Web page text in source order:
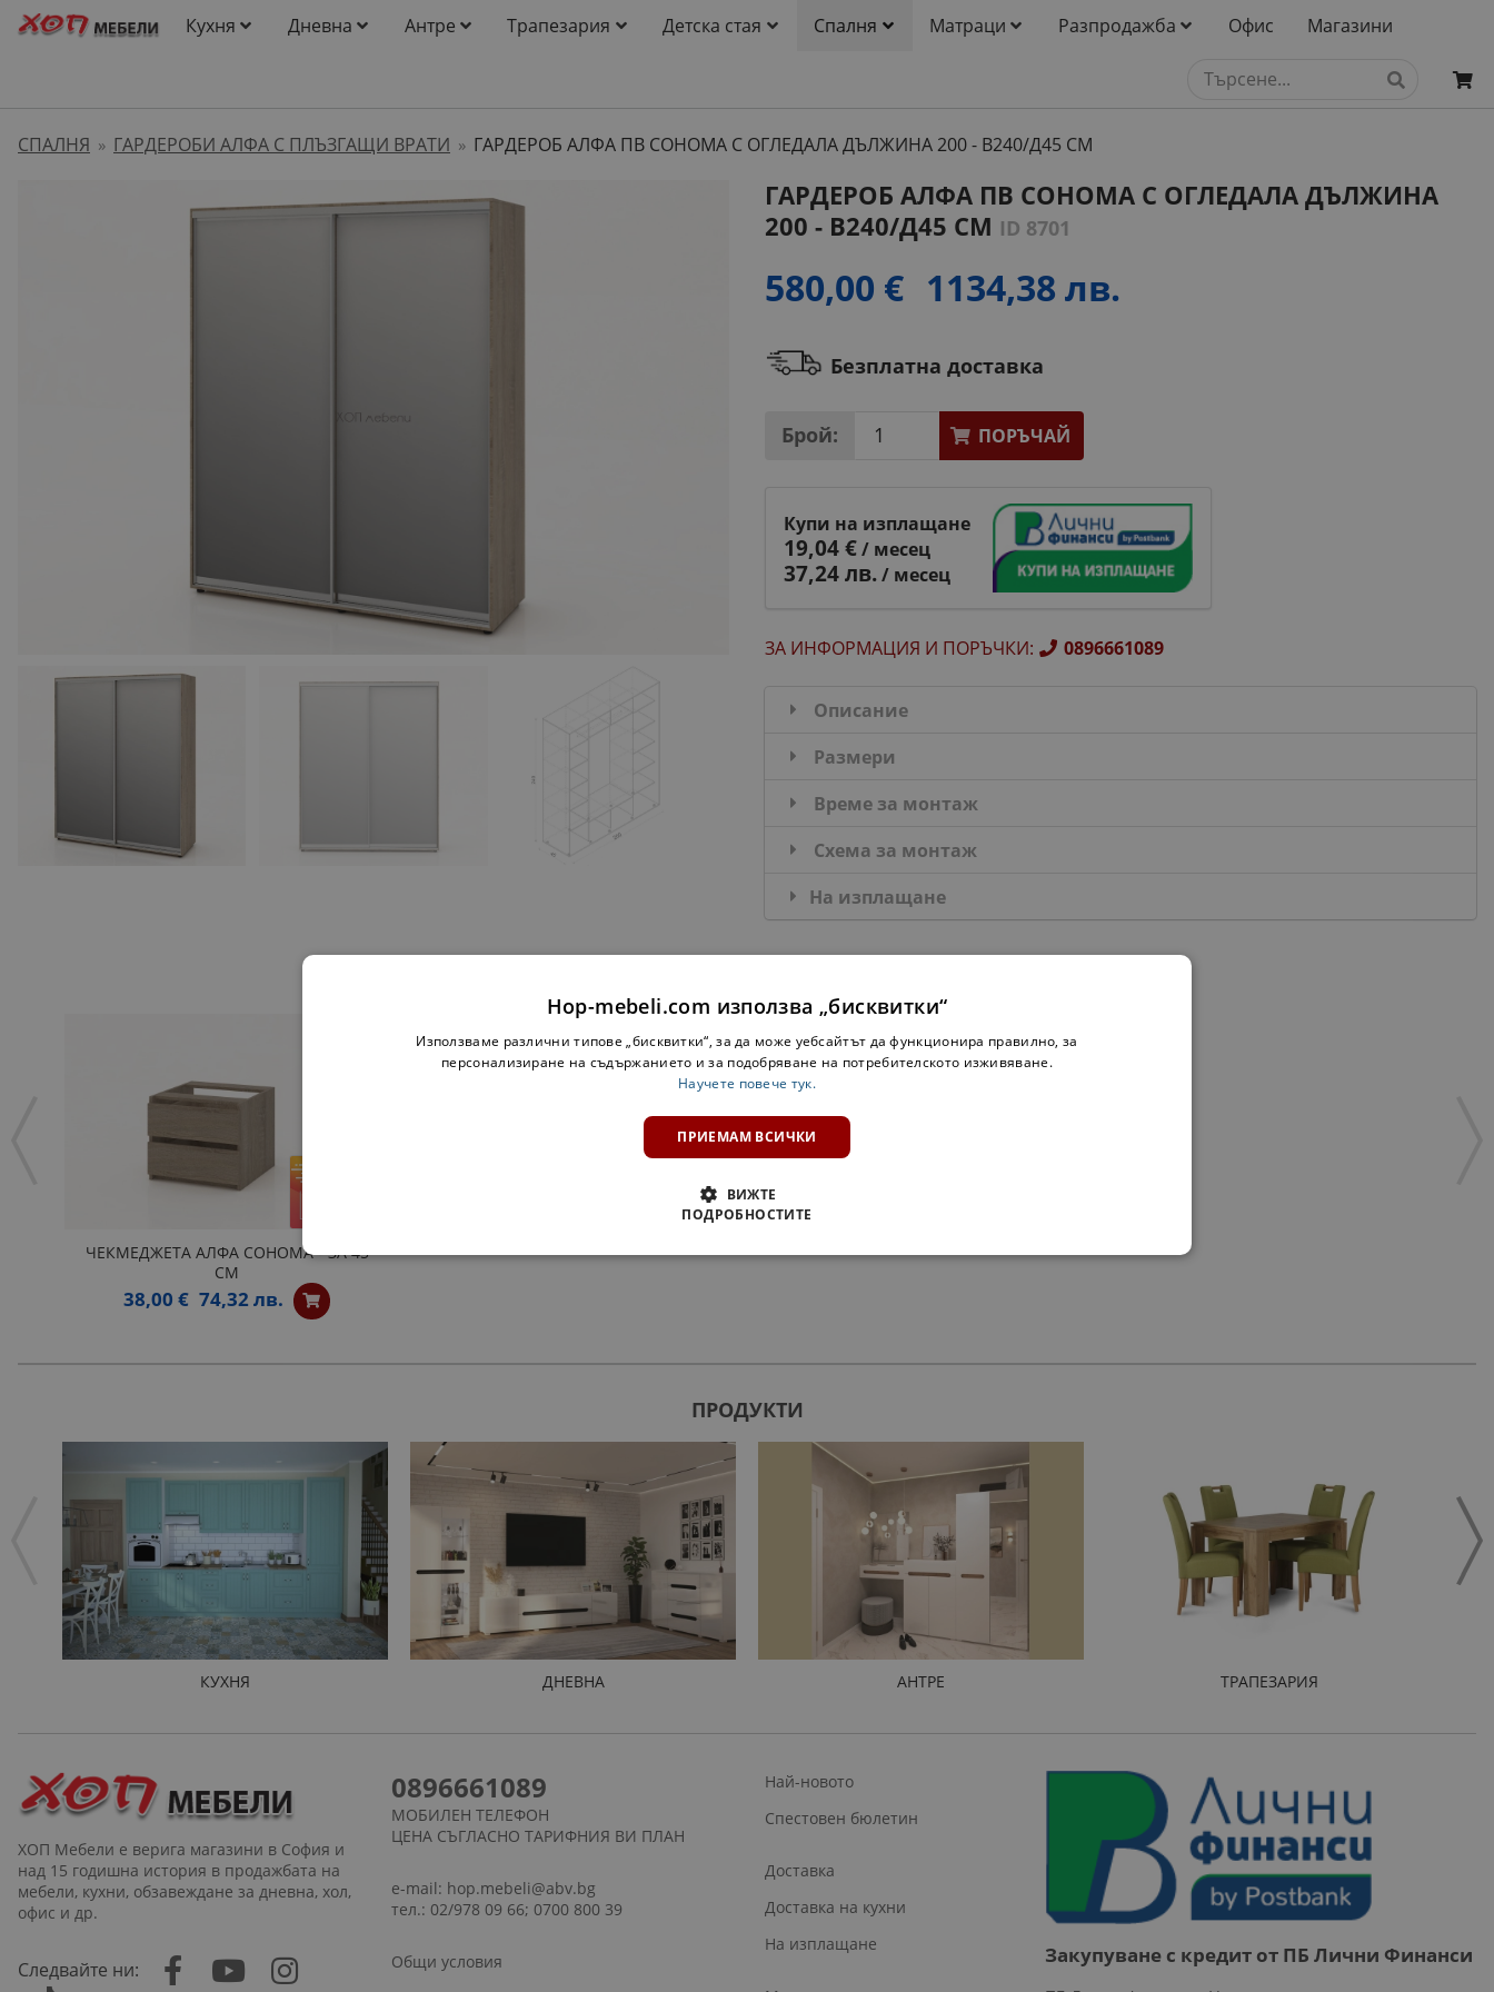
Кухня Дневна Антре Трапезария Детска стая Спалня Матраци Разпродажба Офис Магазини
СПАЛНЯ » ГАРДЕРОБИ АЛФА С ПЛЪЗГАЩИ ВРАТИ » ГАРДЕРОБ АЛФА ПВ СОНОМА С ОГЛЕДАЛА ДЪЛЖИНА 200 - В240/Д45 СМ
ГАРДЕРОБ АЛФА ПВ СОНОМА С ОГЛЕДАЛА ДЪЛЖИНА
200 - В240/Д45 СМ ID 8701
580,00 € 1134,38 лв.
Безплатна доставка
Брой: ПОРЪЧАЙ
Купи на изплащане
19,04 €/ месец
37,24 лв./ месец
ЗА ИНФОРМАЦИЯ И ПОРЪЧКИ: 0896661089
Описание
Размери
Време за монтаж
Схема за монтаж
На изплащане
ЧЕКМЕДЖЕТА АЛФА СОНОМА - ЗА 45
СМ
38,00 € 74,32 лв.
ПРОДУКТИ
КУХНЯ ДНЕВНА АНТРЕ ТРАПЕЗАРИЯ
ХОП Мебели е верига магазини в София и
над 15 годишна история в продажбата на
мебели, кухни, обзавеждане за дневна, хол,
офис и др.
Следвайте ни:
0896661089
МОБИЛЕН ТЕЛЕФОН
ЦЕНА СЪГЛАСНО ТАРИФНИЯ ВИ ПЛАН
e-mail: hop.mebeli@abv.bg
тел.: 02/978 09 66; 0700 800 39
Общи условия
Най-новото
Спестовен бюлетин
Доставка
Доставка на кухни
На изплащане
Закупуване с кредит от ПБ Лични Финанси
Hop-mebeli.com използва „бисквитки“
Използваме различни типове „бисквитки“, за да може уебсайтът да функционира правилно, за
персонализиране на съдържанието и за подобряване на потребителското изживяване.
Научете повече тук.
ПРИЕМАМ ВСИЧКИ
ВИЖТЕ
ПОДРОБНОСТИТЕ